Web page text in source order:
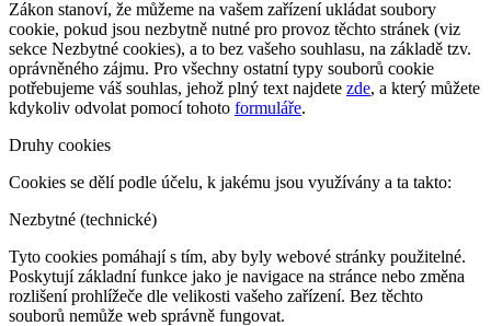
Zákon stanoví, že můžeme na vašem zařízení ukládat soubory
cookie, pokud jsou nezbytně nutné pro provoz těchto stránek (viz
sekce Nezbytné cookies), a to bez vašeho souhlasu, na základě tzv.
oprávněného zájmu. Pro všechny ostatní typy souborů cookie
potřebujeme váš souhlas, jehož plný text najdete zde, a který můžete
kdykoliv odvolat pomocí tohoto formuláře.
Druhy cookies
Cookies se dělí podle účelu, k jakému jsou využívány a ta takto:
Nezbytné (technické)
Tyto cookies pomáhají s tím, aby byly webové stránky použitelné.
Poskytují základní funkce jako je navigace na stránce nebo změna
rozlišení prohlížeče dle velikosti vašeho zařízení. Bez těchto
souborů nemůže web správně fungovat.